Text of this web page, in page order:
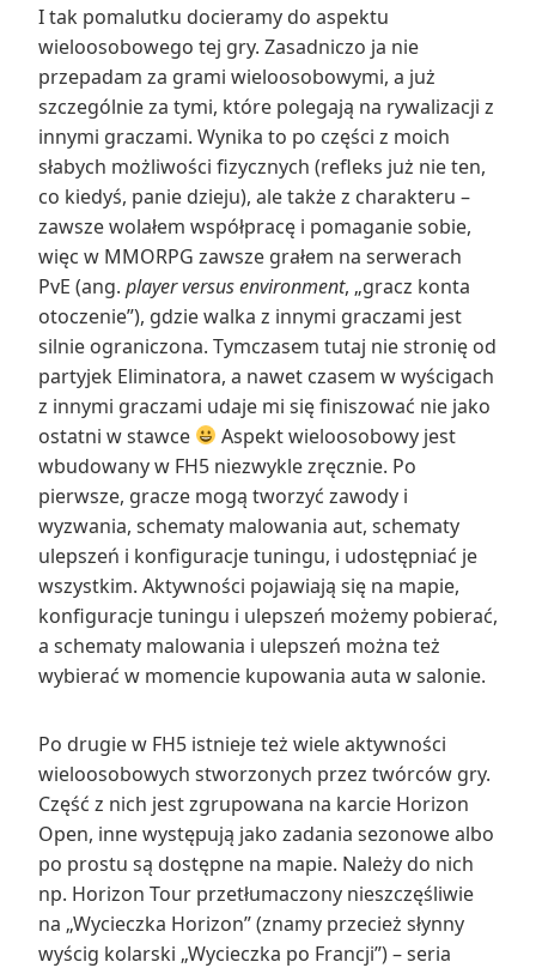
I tak pomalutku docieramy do aspektu
wieloosobowego tej gry. Zasadniczo ja nie
przepadam za grami wieloosobowymi, a już
szczególnie za tymi, które polegają na rywalizacji z
innymi graczami. Wynika to po części z moich
słabych możliwości fizycznych (refleks już nie ten,
co kiedyś, panie dzieju), ale także z charakteru –
zawsze wolałem współpracę i pomaganie sobie,
więc w MMORPG zawsze grałem na serwerach
PvE (ang. player versus environment, „gracz konta
otoczenie”), gdzie walka z innymi graczami jest
silnie ograniczona. Tymczasem tutaj nie stronię od
partyjek Eliminatora, a nawet czasem w wyścigach
z innymi graczami udaje mi się finiszować nie jako
ostatni w stawce
Aspekt wieloosobowy jest
wbudowany w FH5 niezwykle zręcznie. Po
pierwsze, gracze mogą tworzyć zawody i
wyzwania, schematy malowania aut, schematy
ulepszeń i konfiguracje tuningu, i udostępniać je
wszystkim. Aktywności pojawiają się na mapie,
konfiguracje tuningu i ulepszeń możemy pobierać,
a schematy malowania i ulepszeń można też
wybierać w momencie kupowania auta w salonie.
Po drugie w FH5 istnieje też wiele aktywności
wieloosobowych stworzonych przez twórców gry.
Część z nich jest zgrupowana na karcie Horizon
Open, inne występują jako zadania sezonowe albo
po prostu są dostępne na mapie. Należy do nich
np. Horizon Tour przetłumaczony nieszczęśliwie
na „Wycieczka Horizon” (znamy przecież słynny
wyścig kolarski „Wycieczka po Francji”) – seria